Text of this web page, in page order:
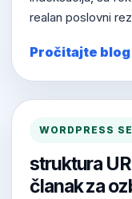
realan poslovni
Pročitajte
WORDPRESS
struktura
članak za